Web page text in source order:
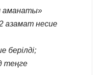
аманаты»
азамат несие
берілді;
теңге